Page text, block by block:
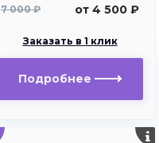
7 000 ₽
от 4 500 ₽
Заказать в 1 клик
Подробнее